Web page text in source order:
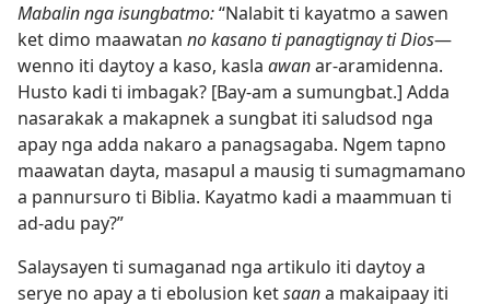
Mabalin nga isungbatmo:“Nalabit ti kayatmo a sawen
ket dimo maawatan no kasano ti panagtignay ti Dios​—
wenno iti daytoy a kaso, kasla awanar-aramidenna.
Husto kadi ti imbagak? [Bay-am a sumungbat.] Adda
nasarakak a makapnek a sungbat iti saludsod nga
apay nga adda nakaro a panagsagaba. Ngem tapno
maawatan dayta, masapul a mausig ti sumagmamano
a pannursuro ti Biblia. Kayatmo kadi a maammuan ti
ad-adu pay?”
Salaysayen ti sumaganad nga artikulo iti daytoy a
serye no apay a ti ebolusion ketsaana makaipaay iti